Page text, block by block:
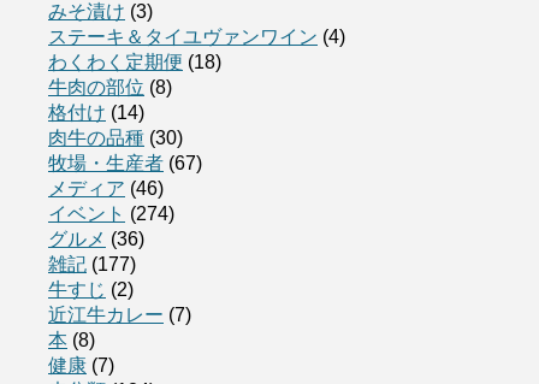
みそ漬け (3)
ステーキ＆タイユヴァンワイン (4)
わくわく定期便 (18)
牛肉の部位 (8)
格付け (14)
肉牛の品種 (30)
牧場・生産者 (67)
メディア (46)
イベント (274)
グルメ (36)
雑記 (177)
牛すじ (2)
近江牛カレー (7)
本 (8)
健康 (7)